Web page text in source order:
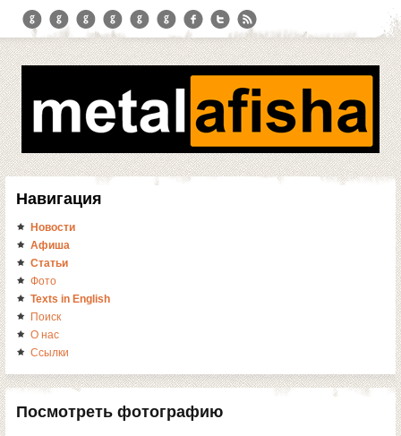
Навигация
Новости
Афиша
Статьи
Фото
Texts in English
Поиск
О нас
Ссылки
Посмотреть фотографию